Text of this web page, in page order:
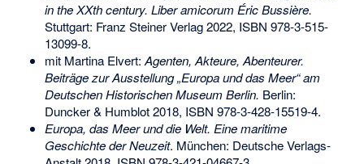
in the XXth century. Liber amicorum Éric Bussière.
Stuttgart: Franz Steiner Verlag 2022, ISBN 978-3-515-
13099-8.
mit Martina Elvert: Agenten, Akteure, Abenteurer.
Beiträge zur Ausstellung „Europa und das Meer“ am
Deutschen Historischen Museum Berlin. Berlin:
Duncker & Humblot 2018, ISBN 978-3-428-15519-4.
Europa, das Meer und die Welt. Eine maritime
Geschichte der Neuzeit. München: Deutsche Verlags-